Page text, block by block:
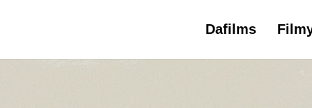
Dafilms